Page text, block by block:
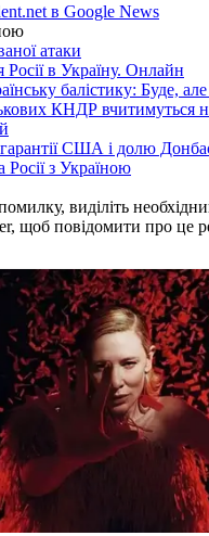
в Google News
атаки
в Україну. Онлайн
балістику: Буде,
КНДР вчитимуться
США і долю
Росії з Україною
виділіть
щоб повідомити про це